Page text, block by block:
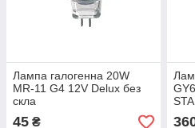
Лампа галогенна 20W
MR-11 G4 12V Delux без
скла
45 ₴